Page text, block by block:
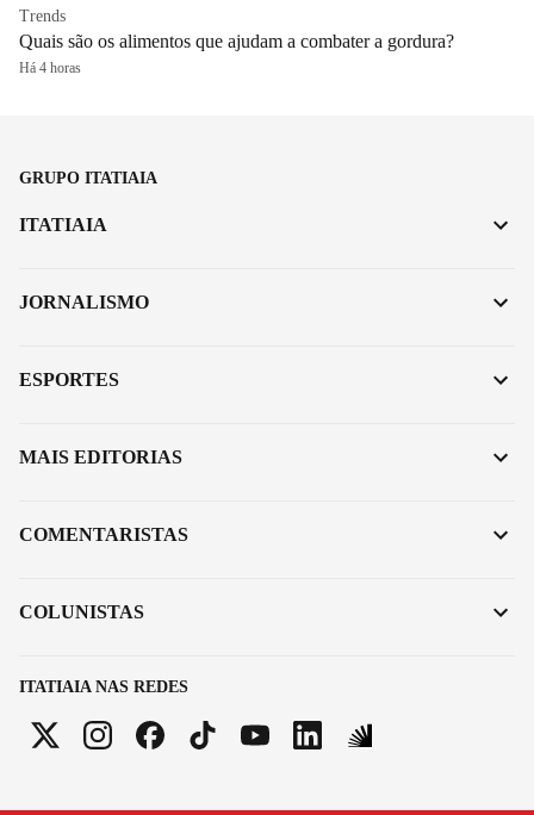
Trends
Quais são os alimentos que ajudam a combater a gordura?
Há 4 horas
GRUPO ITATIAIA
ITATIAIA NAS REDES
ITATIAIA
JORNALISMO
ESPORTES
MAIS EDITORIAS
COMENTARISTAS
COLUNISTAS